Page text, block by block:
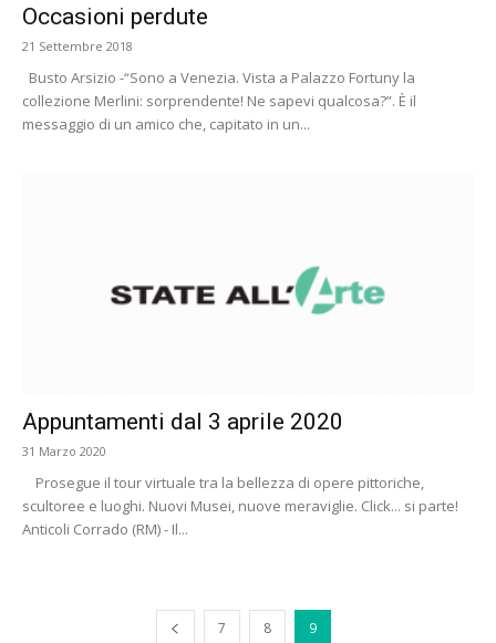
Occasioni perdute
21 Settembre 2018
Busto Arsizio -“Sono a Venezia. Vista a Palazzo Fortuny la
collezione Merlini: sorprendente! Ne sapevi qualcosa?”. È il
messaggio di un amico che, capitato in un...
Appuntamenti dal 3 aprile 2020
31 Marzo 2020
Prosegue il tour virtuale tra la bellezza di opere pittoriche,
scultoree e luoghi. Nuovi Musei, nuove meraviglie. Click... si parte!
Anticoli Corrado (RM) - Il...
7 8 9